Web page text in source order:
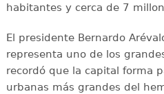
habitantes y cerca de 7
El presidente Bernardo
representa uno de los
recordó que la capital forma
urbanas más grandes del